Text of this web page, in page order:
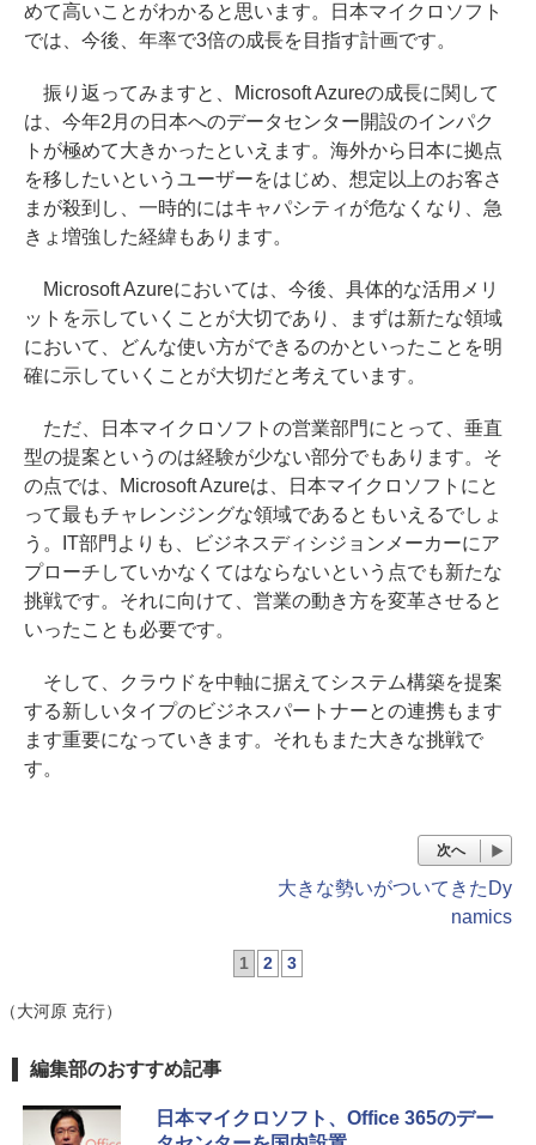
めて高いことがわかると思います。日本マイクロソフト
では、今後、年率で3倍の成長を目指す計画です。
振り返ってみますと、Microsoft Azureの成長に関して
は、今年2月の日本へのデータセンター開設のインパク
トが極めて大きかったといえます。海外から日本に拠点
を移したいというユーザーをはじめ、想定以上のお客さ
まが殺到し、一時的にはキャパシティが危なくなり、急
きょ増強した経緯もあります。
Microsoft Azureにおいては、今後、具体的な活用メリ
ットを示していくことが大切であり、まずは新たな領域
において、どんな使い方ができるのかといったことを明
確に示していくことが大切だと考えています。
ただ、日本マイクロソフトの営業部門にとって、垂直
型の提案というのは経験が少ない部分でもあります。そ
の点では、Microsoft Azureは、日本マイクロソフトにと
って最もチャレンジングな領域であるともいえるでしょ
う。IT部門よりも、ビジネスディシジョンメーカーにア
プローチしていかなくてはならないという点でも新たな
挑戦です。それに向けて、営業の動き方を変革させると
いったことも必要です。
そして、クラウドを中軸に据えてシステム構築を提案
する新しいタイプのビジネスパートナーとの連携もます
ます重要になっていきます。それもまた大きな挑戦で
す。
次へ
大きな勢いがついてきたDy
namics
1 2 3
（大河原 克行）
編集部のおすすめ記事
日本マイクロソフト、Office 365のデー